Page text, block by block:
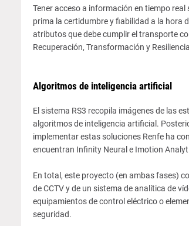
Tener acceso a información en tiempo
prima la certidumbre y fiabilidad a la hora
atributos que debe cumplir el transporte
Recuperación, Transformación y
Algoritmos de inteligencia artificial
El sistema RS3 recopila imágenes de las
algoritmos de inteligencia artificial.
implementar estas soluciones Renfe ha
encuentran Infinity Neural e Imotion
En total, este proyecto (en ambas fases)
de CCTV y de un sistema de analítica de
equipamientos de control eléctrico o
seguridad.